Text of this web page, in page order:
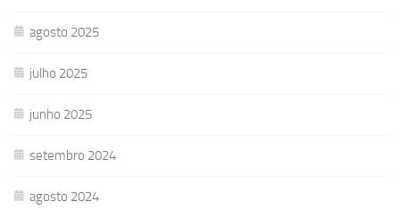
agosto 2025
julho 2025
junho 2025
setembro 2024
agosto 2024